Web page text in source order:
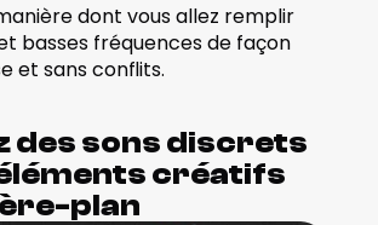
dont vous allez remplir
basses fréquences de façon
et sans conflits.
des sons discrets
créatifs
plan